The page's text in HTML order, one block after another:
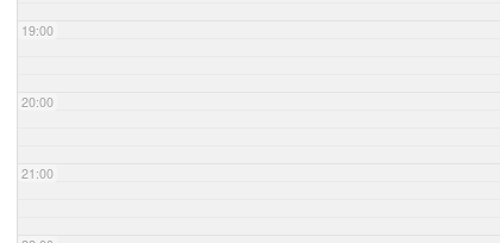
19:00
20:00
21:00